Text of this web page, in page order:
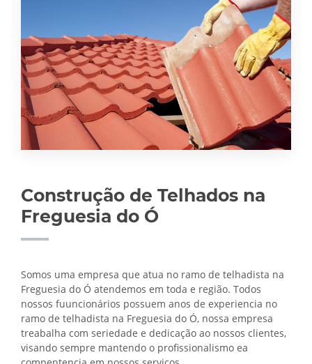
Construção de Telhados na
Freguesia do Ó
Somos uma empresa que atua no ramo de telhadista na
Freguesia do Ó atendemos em toda e região. Todos
nossos fuuncionários possuem anos de experiencia no
ramo de telhadista na Freguesia do Ó, nossa empresa
treabalha com seriedade e dedicação ao nossos clientes,
visando sempre mantendo o profissionalismo ea